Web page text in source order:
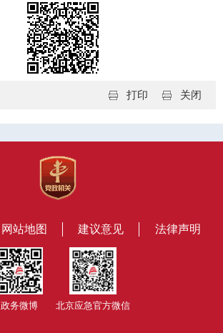
关闭
打印
网站地图 建议意见 法律声明
政务微博 北京应急官方微信